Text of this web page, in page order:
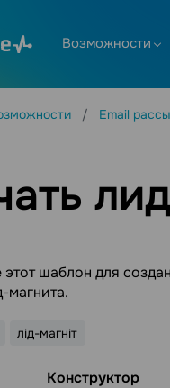
Возможности
Email
этот шаблон для
магнита.
лід-магніт
Конструктор